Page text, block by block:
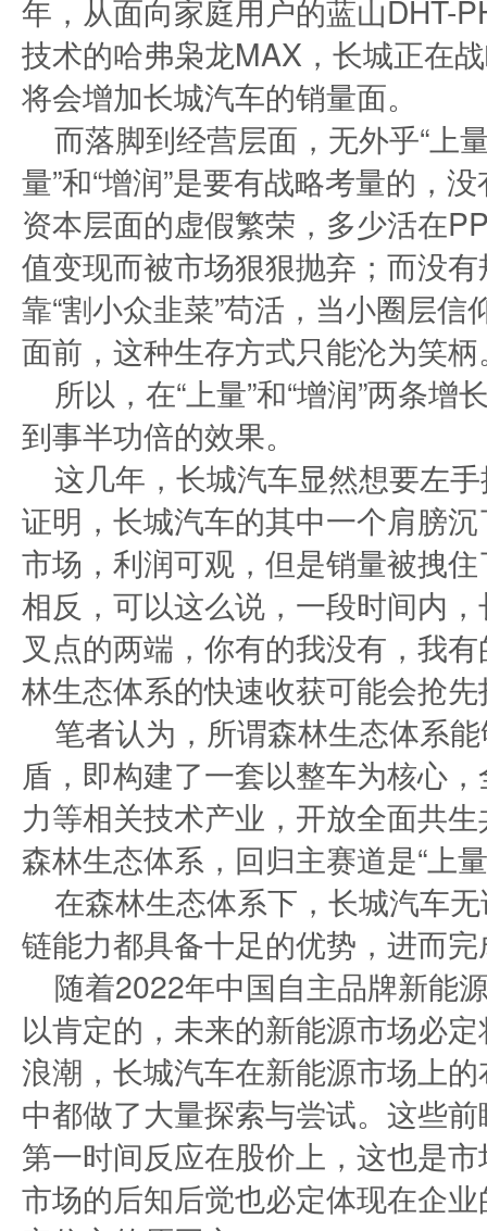
年，从面向家庭用户的蓝山DHT-
技术的哈弗枭龙MAX，长城正在
将会增加长城汽车的销量面。
而落脚到经营层面，无外乎“上
量”和“增润”是要有战略考量的，
资本层面的虚假繁荣，多少活在
值变现而被市场狠狠抛弃；而没
靠“割小众韭菜”苟活，当小圈层
面前，这种生存方式只能沦为笑柄
所以，在“上量”和“增润”两条
到事半功倍的效果。
这几年，长城汽车显然想要左
证明，长城汽车的其中一个肩膀
市场，利润可观，但是销量被拽
相反，可以这么说，一段时间内
叉点的两端，你有的我没有，我
林生态体系的快速收获可能会抢
笔者认为，所谓森林生态体系能
盾，即构建了一套以整车为核心
力等相关技术产业，开放全面共
森林生态体系，回归主赛道是“上
在森林生态体系下，长城汽车
链能力都具备十足的优势，进而完
随着2022年中国自主品牌新能
以肯定的，未来的新能源市场必
浪潮，长城汽车在新能源市场上
中都做了大量探索与尝试。这些
第一时间反应在股价上，这也是
市场的后知后觉也必定体现在企